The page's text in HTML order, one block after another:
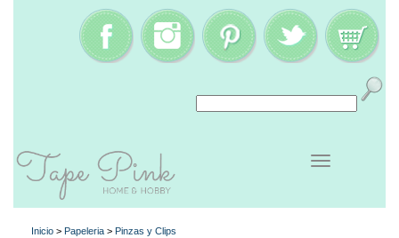
Inicio > Papeleria > Pinzas y Clips